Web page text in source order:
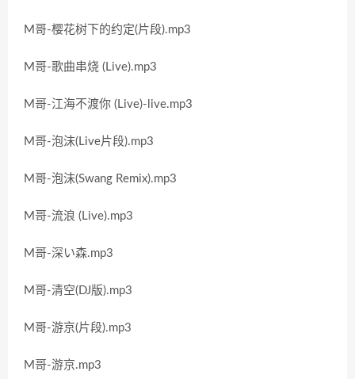
M哥-樱花树下的约定(片段).mp3
M哥-歌曲串烧 (Live).mp3
M哥-江海不渡你 (Live)-live.mp3
M哥-泡沫(Live片段).mp3
M哥-泡沫(Swang Remix).mp3
M哥-流浪 (Live).mp3
M哥-深い森.mp3
M哥-清空(DJ版).mp3
M哥-游京(片段).mp3
M哥-游京.mp3